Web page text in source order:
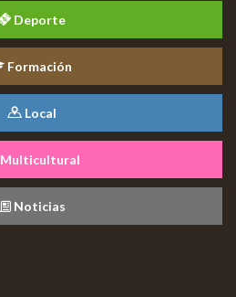
Deporte
Formación
Local
Multicultural
Noticias